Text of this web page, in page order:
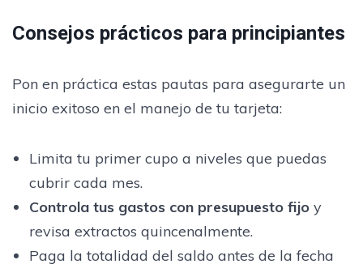
Consejos prácticos para principiantes
Pon en práctica estas pautas para asegurarte un
inicio exitoso en el manejo de tu tarjeta:
Limita tu primer cupo a niveles que puedas
cubrir cada mes.
Controla tus gastos con presupuesto fijoy
revisa extractos quincenalmente.
Paga la totalidad del saldo antes de la fecha